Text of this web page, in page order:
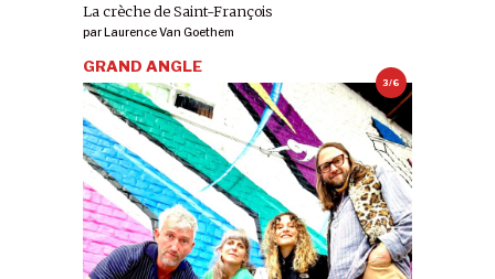
La crèche de Saint-François
par Laurence Van Goethem
3/6
GRAND ANGLE